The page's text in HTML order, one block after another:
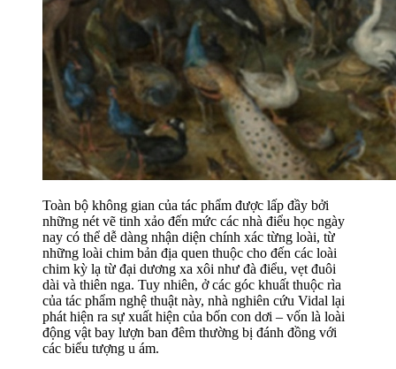
Toàn bộ không gian của tác phẩm được lấp đầy bởi
những nét vẽ tinh xảo đến mức các nhà điểu học ngày
nay có thể dễ dàng nhận diện chính xác từng loài, từ
những loài chim bản địa quen thuộc cho đến các loài
chim kỳ lạ từ đại dương xa xôi như đà điểu, vẹt đuôi
dài và thiên nga. Tuy nhiên, ở các góc khuất thuộc rìa
của tác phẩm nghệ thuật này, nhà nghiên cứu Vidal lại
phát hiện ra sự xuất hiện của bốn con dơi – vốn là loài
động vật bay lượn ban đêm thường bị đánh đồng với
các biểu tượng u ám.